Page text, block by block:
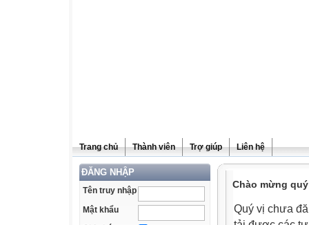
Trang chủ Thành viên Trợ giúp Liên hệ
ĐĂNG NHẬP
Tên truy nhập
Mật khẩu
Chào mừng
Quý vị chưa